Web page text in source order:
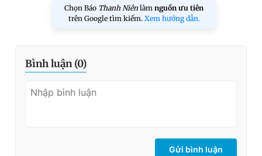
Chọn Báo Thanh Niên làm nguồn ưu tiên
trên Google tìm kiếm. Xem hướng dẫn.
Bình luận (0)
Gửi bình luận